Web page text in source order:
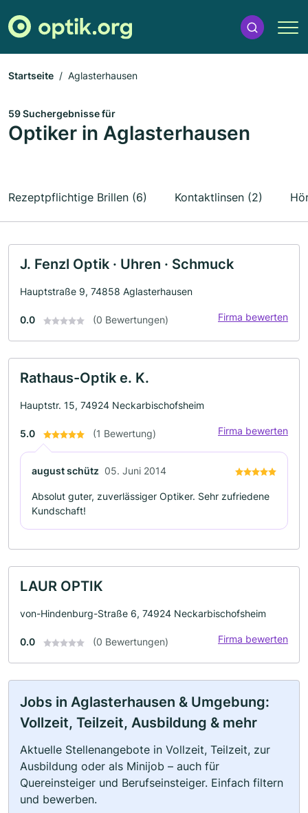
Startseite Aglasterhausen
59 Suchergebnisse für
Optiker in Aglasterhausen
Rezeptpflichtige Brillen (6) Kontaktlinsen (2)
J. Fenzl Optik · Uhren · Schmuck
Hauptstraße 9, 74858 Aglasterhausen
0.0 (0 Bewertungen) Firma bewerten
Rathaus-Optik e. K.
Hauptstr. 15, 74924 Neckarbischofsheim
5.0 (1 Bewertung) Firma bewerten
august schütz 05. Juni 2014
Absolut guter, zuverlässiger Optiker. Sehr zufriedene
Kundschaft!
LAUR OPTIK
von-Hindenburg-Straße 6, 74924 Neckarbischofsheim
0.0 (0 Bewertungen) Firma bewerten
Jobs in Aglasterhausen & Umgebung:
Vollzeit, Teilzeit, Ausbildung & mehr
Aktuelle Stellenangebote in Vollzeit, Teilzeit, zur
Ausbildung oder als Minijob – auch für
Quereinsteiger und Berufseinsteiger. Einfach filtern
und bewerben.